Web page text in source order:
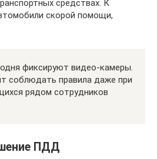
средствах. К
скорой помощи,
фиксируют видео-камеры.
соблюдать правила даже при
рядом сотрудников
ПДД